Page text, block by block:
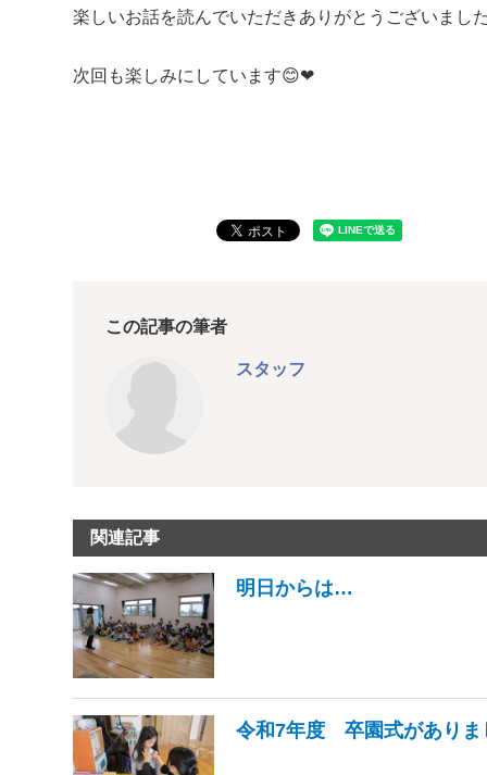
楽しいお話を読んでいただきありがとうございまし
次回も楽しみにしています😊❤
この記事の筆者
スタッフ
関連記事
明日からは…
令和7年度 卒園式がありま